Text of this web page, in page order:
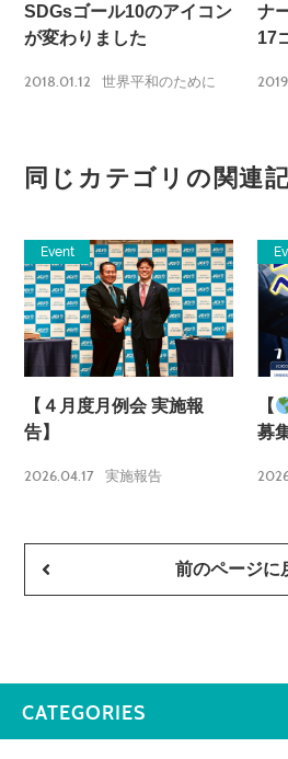
SDGsゴール10のアイコン
が変わりました
2018.01.12 世界平和のために
ナ
17
同じカテゴリの関連
Event
【４月度月例会 実施報
告】
2026.04.17 実施報告
【
募
前のページに
CATEGORIES